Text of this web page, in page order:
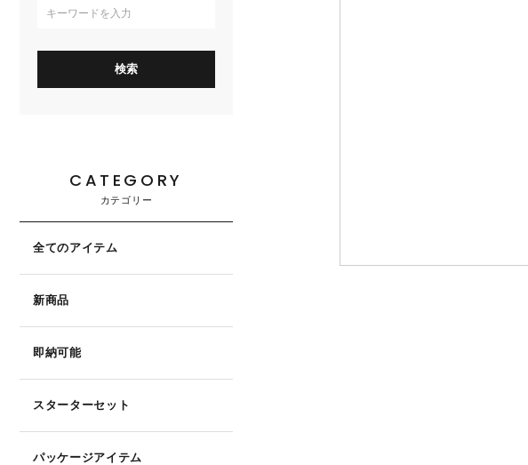
CATEGORY
カテゴリー
全てのアイテム
新商品
即納可能
スターターセット
パッケージアイテム